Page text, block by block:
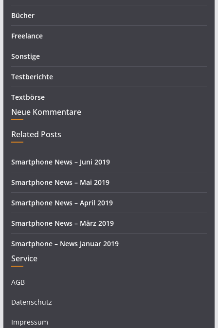
Bücher
Freelance
Sonstige
Testberichte
Textbörse
Neue Kommentare
Related Posts
Smartphone News – Juni 2019
Smartphone News – Mai 2019
Smartphone News – April 2019
Smartphone News – März 2019
Smartphone – News Januar 2019
Service
AGB
Datenschutz
Impressum